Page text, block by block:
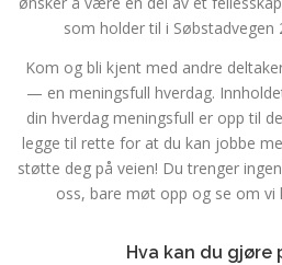
som holder til i Søbstadvegen
Kom og bli kjent med andre
— en meningsfull hverdag.
din hverdag meningsfull er opp til
legge til rette for at du kan jobbe
støtte deg på veien! Du trenger
oss, bare møt opp og se om
Hva kan du gjøre